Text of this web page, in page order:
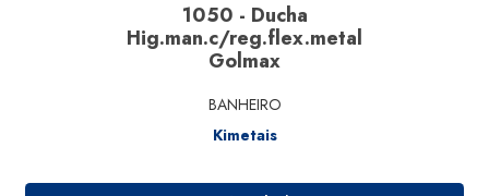
Ver detalhe
1050 - Ducha
Hig.man.c/reg.flex.metal
Golmax
BANHEIRO
Kimetais